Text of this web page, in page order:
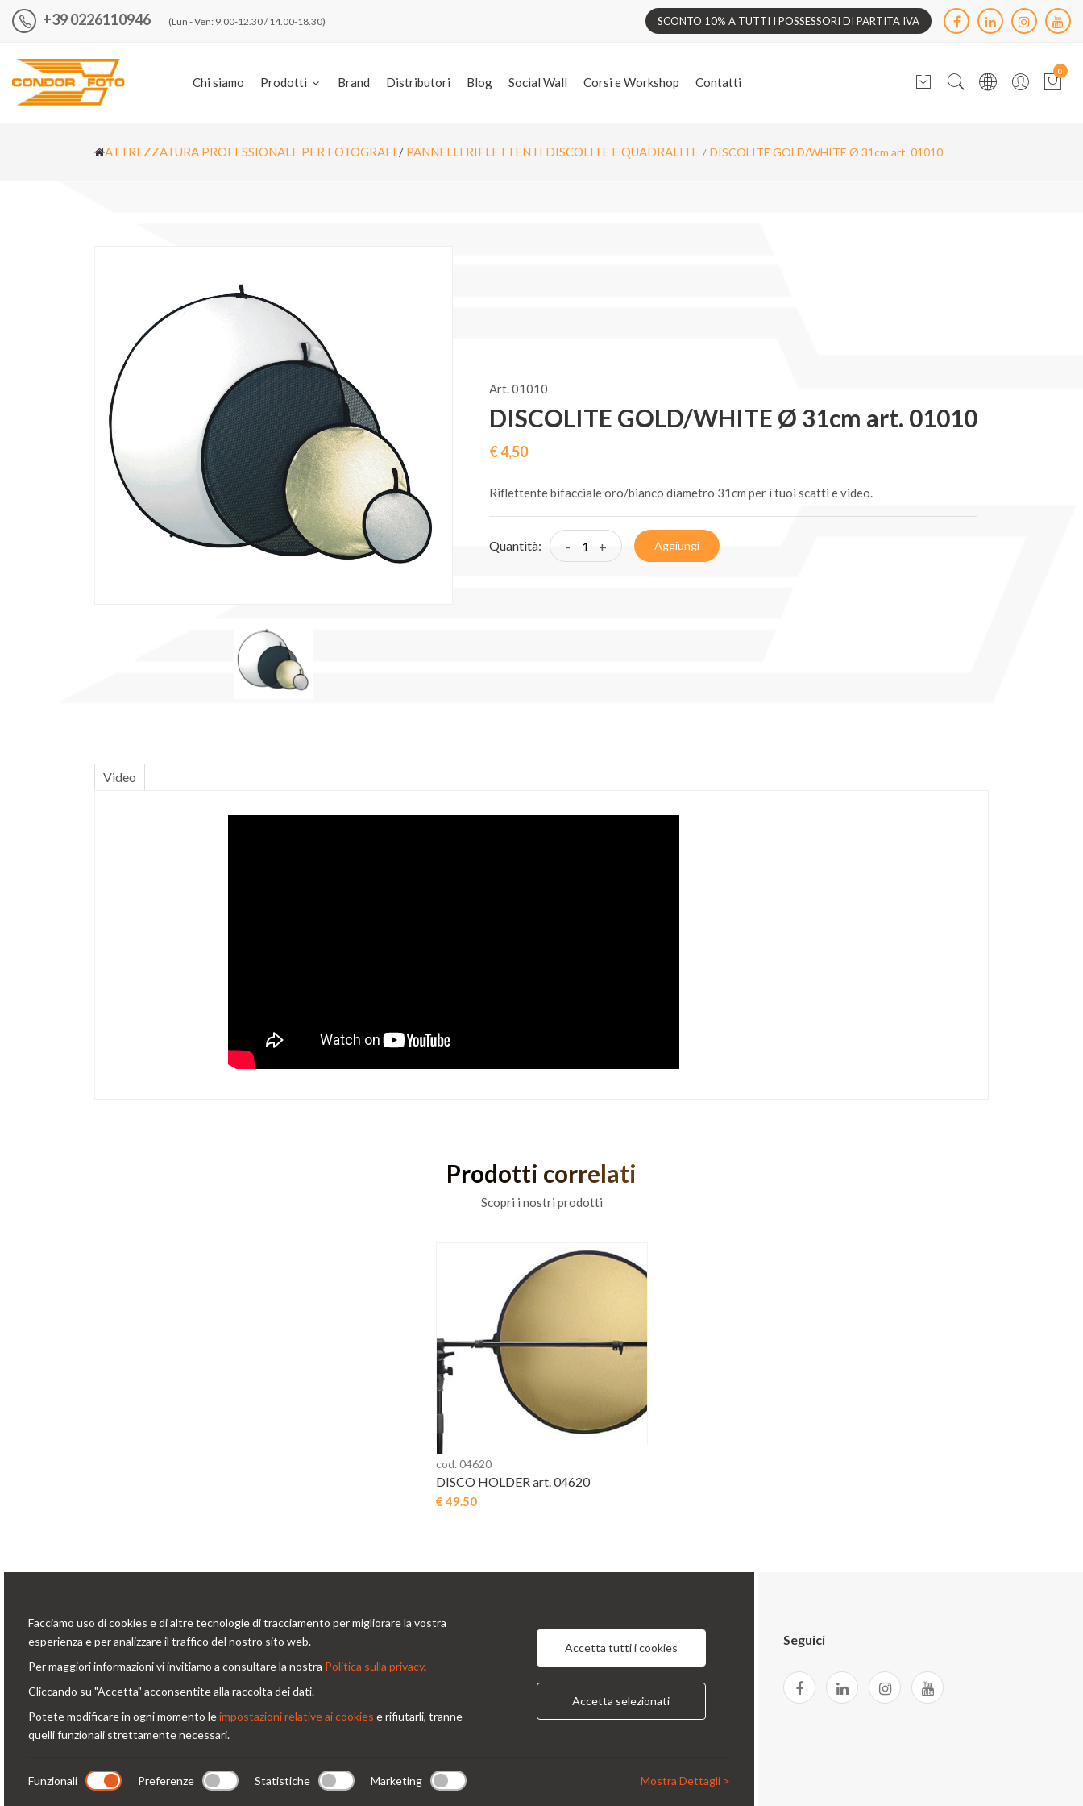
+39 0226110946 (Lun - Ven: 9.00-12.30 / 14.00-18.30) SCONTO 10% A TUTTI I POSSESSORI DI PARTITA IVA
Chi siamo Prodotti Brand Distributori Blog Social Wall Corsi e Workshop Contatti
0
ATTREZZATURA PROFESSIONALE PER FOTOGRAFI / PANNELLI RIFLETTENTI DISCOLITE E QUADRALITE DISCOLITE GOLD/WHITE Ø 31cm art. 01010
Art. 01010
DISCOLITE GOLD/WHITE Ø 31cm art. 01010
€ 4,50
Riflettente bifacciale oro/bianco diametro 31cm per i tuoi scatti e video.
Quantità: - + Aggiungi
Video
Prodotti correlati
Scopri i nostri prodotti
cod. 04620
DISCO HOLDER art. 04620
€ 49.50
Condorfoto da 55 anni propone
ancora oggi, con entusiasmo e vitalità,
una gamma di prodotti e di soluzioni
professionale.
Via Prinetti, 32 - 20127
condor@condor-foto.it
Condizioni generali
Seguici
Facciamo uso di cookies e di altre tecnologie di tracciamento per migliorare la vostra
esperienza e per analizzare il traffico del nostro sito web.
Per maggiori informazioni vi invitiamo a consultare la nostra Politica sulla privacy.
Cliccando su "Accetta" acconsentite alla raccolta dei dati.
Potete modificare in ogni momento leimpostazioni relative ai cookies e rifiutarli, tranne
quelli funzionali strettamente necessari.
Accetta tutti i cookies
Accetta selezionati
Funzionali Preferenze Statistiche Marketing Mostra Dettagli >